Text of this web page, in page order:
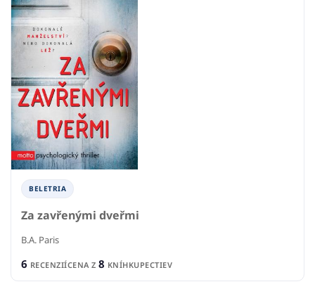
BELETRIA
Za zavřenými dveřmi
B.A. Paris
6 RECENZIÍCENA Z 8 KNÍHKUPECTIEV